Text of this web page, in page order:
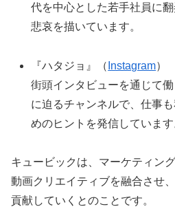
代を中心とした若手社員に
悲哀を描いています。
『ハタジョ』（ Instagram）
街頭インタビューを通じて
に迫るチャンネルで、仕事
めのヒントを発信しています
キュービックは、マーケティン
動画クリエイティブを融合させ
貢献していくとのことです。